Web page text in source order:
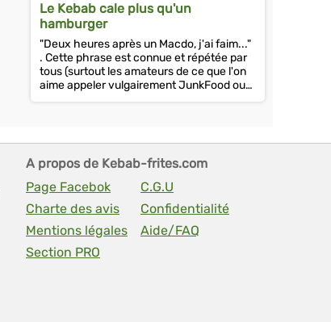
Le Kebab cale plus qu'un
hamburger
"Deux heures après un Macdo, j'ai faim..."
. Cette phrase est connue et répétée par
tous (surtout les amateurs de ce que l'on
aime appeler vulgairement JunkFood ou
Malbouffe). Sa réciproque...
A propos de Kebab-frites.com
Page Facebok
C.G.U
Charte des avis
Confidentialité
Mentions légales
Aide/FAQ
Section PRO